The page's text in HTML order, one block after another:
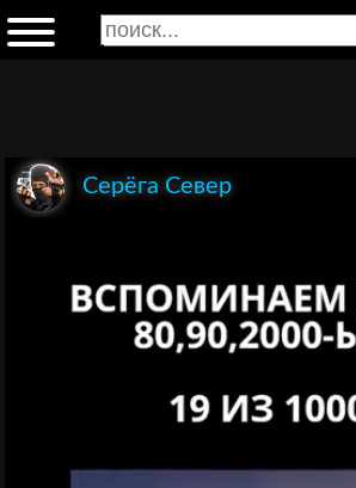
Серёга Север